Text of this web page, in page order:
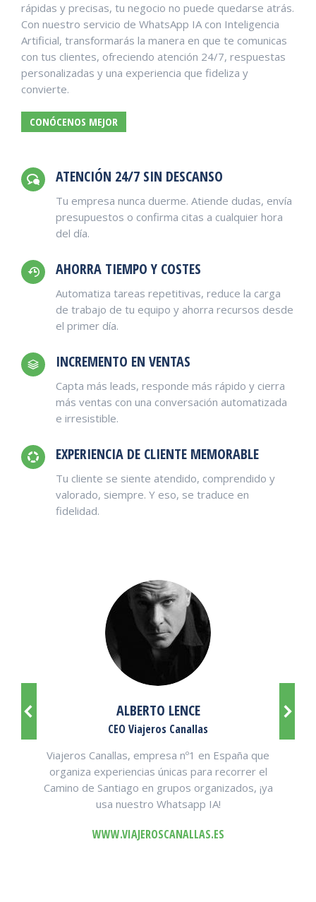
rápidas y precisas, tu negocio no puede quedarse atrás.
Con nuestro servicio de WhatsApp IA con Inteligencia
Artificial, transformarás la manera en que te comunicas
con tus clientes, ofreciendo atención 24/7, respuestas
personalizadas y una experiencia que fideliza y
convierte.
CONÓCENOS MEJOR
ATENCIÓN 24/7 SIN DESCANSO
Tu empresa nunca duerme. Atiende dudas, envía
presupuestos o confirma citas a cualquier hora
del día.
AHORRA TIEMPO Y COSTES
Automatiza tareas repetitivas, reduce la carga
de trabajo de tu equipo y ahorra recursos desde
el primer día.
INCREMENTO EN VENTAS
Capta más leads, responde más rápido y cierra
más ventas con una conversación automatizada
e irresistible.
EXPERIENCIA DE CLIENTE MEMORABLE
Tu cliente se siente atendido, comprendido y
valorado, siempre. Y eso, se traduce en
fidelidad.
ALBERTO LENCE
CEO Viajeros Canallas
Viajeros Canallas, empresa nº1 en España que
organiza experiencias únicas para recorrer el
Camino de Santiago en grupos organizados, ¡ya
usa nuestro Whatsapp IA!
WWW.VIAJEROSCANALLAS.ES